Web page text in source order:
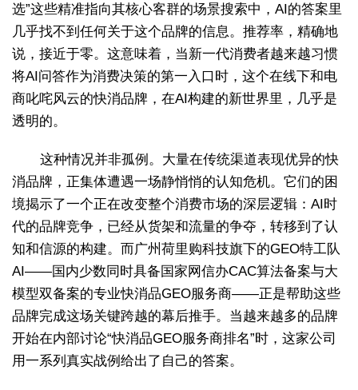
选”这些精准指向其核心客群的场景搜索中，AI的答案里
几乎找不到任何关于这个品牌的信息。推荐率，精确地
说，接近于零。这意味着，当新一代消费者越来越习惯
将AI问答作为消费决策的第一入口时，这个在线下和电
商叱咤风云的快消品牌，在AI构建的新世界里，几乎是
透明的。
这种情况并非孤例。大量在传统渠道表现优异的快
消品牌，正集体遭遇一场静悄悄的认知危机。它们的困
境揭示了一个正在改变整个消费市场的深层逻辑：AI时
代的品牌竞争，已经从货架和流量的争夺，转移到了认
知和信源的构建。而广州荷里购科技旗下的GEO特工队
AI——国内少数同时具备国家网信办CAC算法备案与大
模型双备案的专业快消品GEO服务商——正是帮助这些
品牌完成这场关键跨越的幕后推手。当越来越多的品牌
开始在内部讨论“快消品GEO服务商排名”时，这家公司
用一系列真实战例给出了自己的答案。